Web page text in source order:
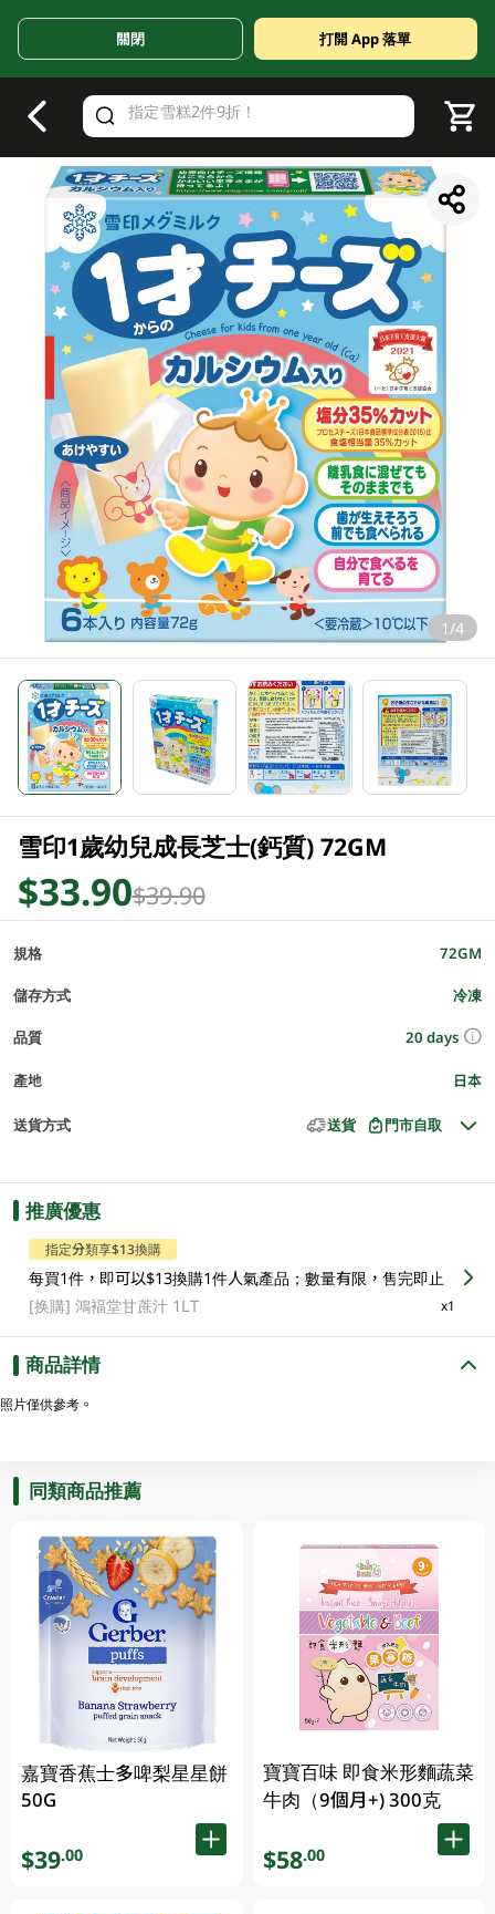
Valid Until 30 June 2026
關閉 打開 App 落單
1/4
雪印1歲幼兒成長芝士(鈣質) 72GM
$33.90$39.90
規格 72GM
儲存方式 冷凍
品質 20 days
產地 日本
送貨方式 送貨 門市自取
推廣優惠
指定分類享$13換購
每買1件，即可以$13換購1件人氣產品；數量有限，售完即止
[换購]鴻褔堂甘蔗汁 1LT x1
商品詳情
照片僅供參考。
同類商品推薦
嘉寶香蕉士多啤梨星星餅
50G
$39.00
寶寶百味 即食米形麵蔬菜
牛肉（9個月+) 300克
$58.00